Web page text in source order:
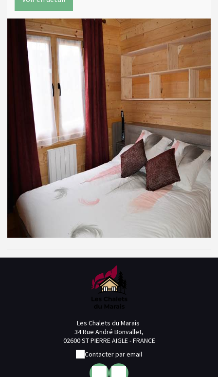
Les Chalets du Marais
34 Rue André Bonvallet,
02600 ST PIERRE AIGLE - FRANCE
Contacter par email